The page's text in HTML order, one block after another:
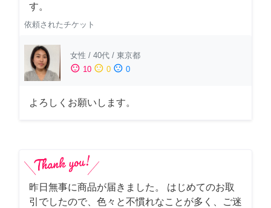
す。
依頼されたチケット
女性 / 40代 / 東京都
sentiment_satisfied 10 sentiment_neutral 0 sentiment_dissatisfied 0
よろしくお願いします。
昨日無事に商品が届きました。 はじめてのお取
引でしたので、色々と不慣れなことが多く、ご迷